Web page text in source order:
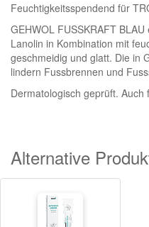
Feuchtigkeitsspendend für
GEHWOL FUSSKRAFT
Lanolin in Kombination mit
geschmeidig und glatt. Die in
lindern Fussbrennen und
Dermatologisch geprüft.
Alternative